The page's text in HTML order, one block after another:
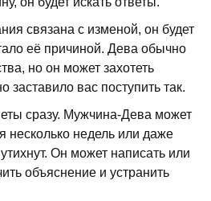
связана с изменой, он будет
её причиной. Дева обычно
но он может захотеть
заставило вас поступить так.
сразу. Мужчина-Дева может
несколько недель или даже
Он может написать или
объяснение и устранить